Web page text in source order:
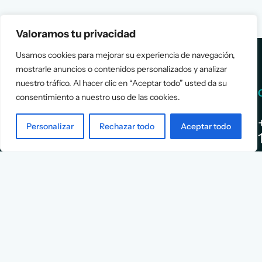
Valoramos tu privacidad
Usamos cookies para mejorar su experiencia de navegación,
mostrarle anuncios o contenidos personalizados y analizar
nuestro tráfico. Al hacer clic en “Aceptar todo” usted da su
consentimiento a nuestro uso de las cookies.
Personalizar Rechazar todo Aceptar todo
Services
Assessment
Positioning
About Us
Services